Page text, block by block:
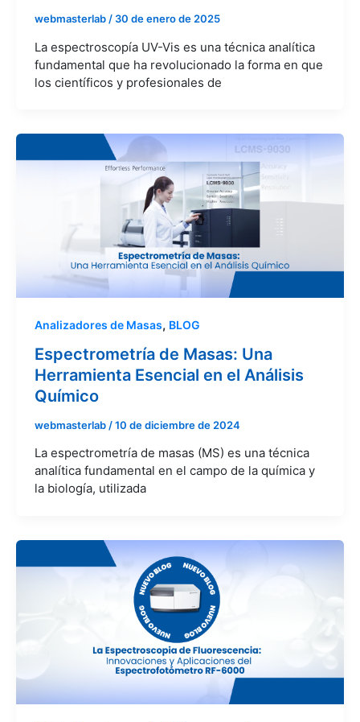
webmasterlab / 30 de enero de 2025
La espectroscopía UV-Vis es una técnica analítica
fundamental que ha revolucionado la forma en que
los científicos y profesionales de
Analizadores de Masas, BLOG
Espectrometría de Masas: Una
Herramienta Esencial en el Análisis
Químico
webmasterlab /10 de diciembre de 2024
La espectrometría de masas (MS) es una técnica
analítica fundamental en el campo de la química y
la biología, utilizada